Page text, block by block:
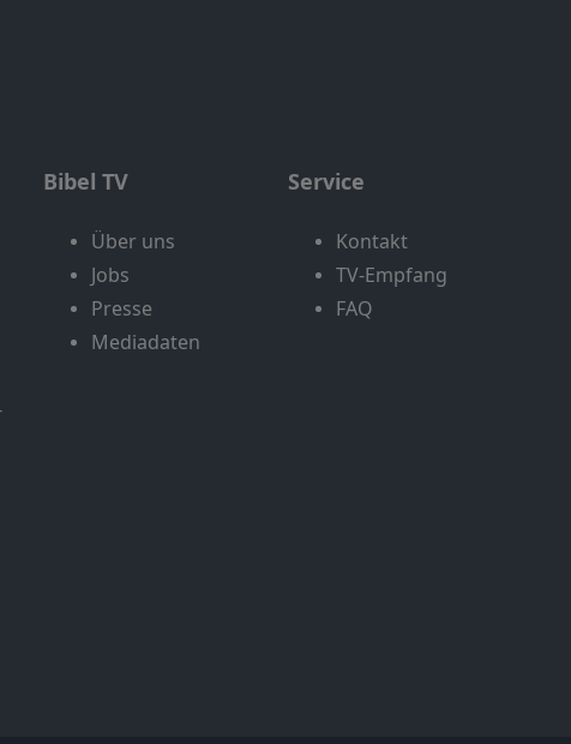
Bibel TV
Über uns
Jobs
Presse
Mediadaten
Service
Kontakt
TV-Empfang
FAQ